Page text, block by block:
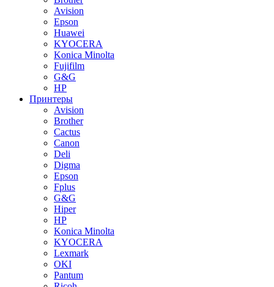
Avision
Epson
Huawei
KYOCERA
Konica Minolta
Fujifilm
G&G
HP
Принтеры
Avision
Brother
Cactus
Canon
Deli
Digma
Epson
Fplus
G&G
Hiper
HP
Konica Minolta
KYOCERA
Lexmark
OKI
Pantum